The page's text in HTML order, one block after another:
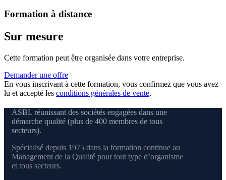
Formation à distance
Sur mesure
Cette formation peut être organisée dans votre entreprise.
Demander une offre
En vous inscrivant à cette formation, vous confirmez que vous avez
lu et accepté les conditions générales de vente.
ASBL réunissant des sociétés engagées dans une
démarche qualité (plus de 400 membres de tous
secteurs).
Spécialisé depuis 1975 dans la formation continue au
Management de la Qualité pour tout type d’organisme
et tous secteurs.